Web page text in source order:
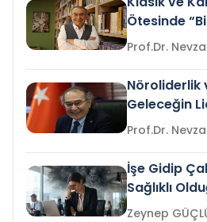
Ötesinde
Nöroliderlik
Geleceğin
İşe Gidip
Sağlıklı
Gelir mi?Zeynep